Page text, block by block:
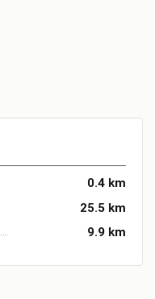
0.4 km
25.5 km
9.9 km